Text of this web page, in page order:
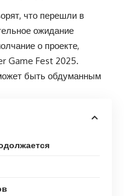
что перешли в
ожидание
о проекте,
Game Fest 2025.
быть обдуманным